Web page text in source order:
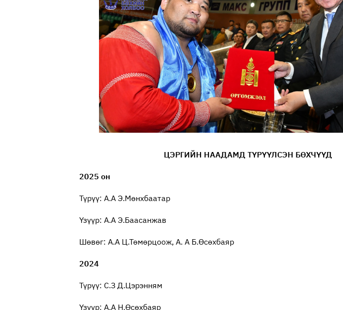
ЦЭРГИЙН НААДАМД ТҮРҮҮЛСЭН БӨХЧҮҮД
2025 он
Түрүү: А.А Э.Мөнхбаатар
Үзүүр: А.А Э.Баасанжав
Шөвөг: А.А Ц.Төмөрцоож, А. А Б.Өсөхбаяр
2024
Түрүү: С.З Д.Цэрэнням
Үзүүр: А.А Н.Өсөхбаяр